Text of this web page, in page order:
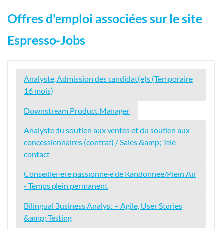
Offres d'emploi associées sur le site
Espresso-Jobs
Analyste, Admission des candidat(e)s (Temporaire
16 mois)
Downstream Product Manager
Analyste du soutien aux ventes et du soutien aux
concessionnaires (contrat) / Sales &amp; Tele-
contact
Conseiller·ère passionné·e de Randonnée/Plein Air
- Temps plein permanent
Bilingual Business Analyst – Agile, User Stories
&amp; Testing